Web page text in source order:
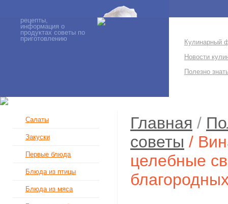
рецепты,
информация о
продуктах советы по
приготовлению
Кулинарный
Новости
Полезно
Салаты
Закуски
Первые блюда
Блюда из птицы
Блюда из мяса
Главная /
советы /
целебные